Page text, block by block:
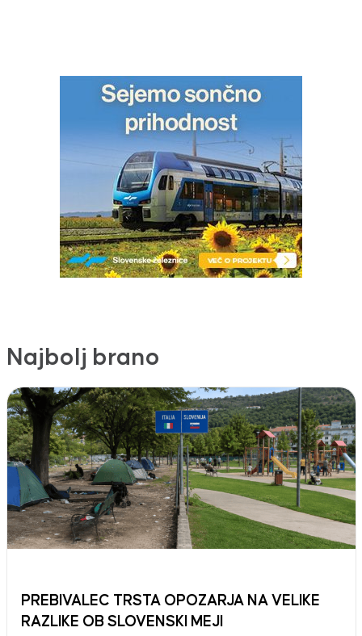
Najbolj brano
PREBIVALEC TRSTA OPOZARJA NA VELIKE
RAZLIKE OB SLOVENSKI MEJI